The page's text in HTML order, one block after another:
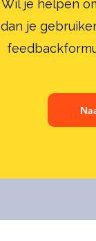
Wil je helpen
dan je